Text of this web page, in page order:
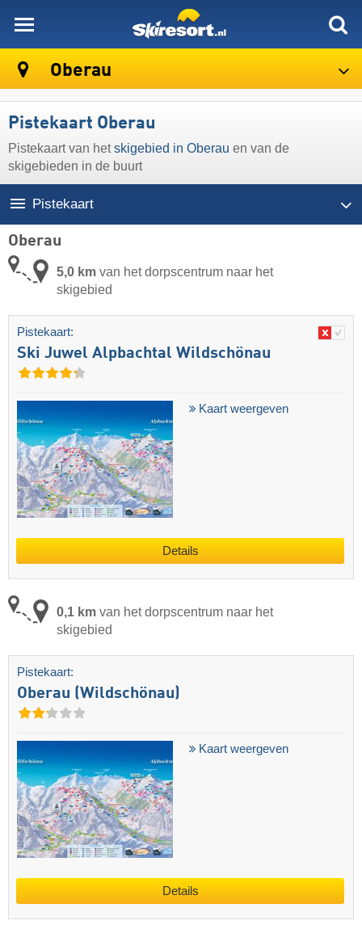
Oberau
Pistekaart Oberau
Pistekaart van hetskigebied in Oberau en van de
skigebieden in de buurt
Pistekaart
Oberau
5,0 km van het dorpscentrum naar het
skigebied
Pistekaart:
Ski Juwel Alpbachtal Wildschönau
Kaart weergeven
Details
0,1 km van het dorpscentrum naar het
skigebied
Pistekaart:
Oberau (Wildschönau)
Kaart weergeven
Details